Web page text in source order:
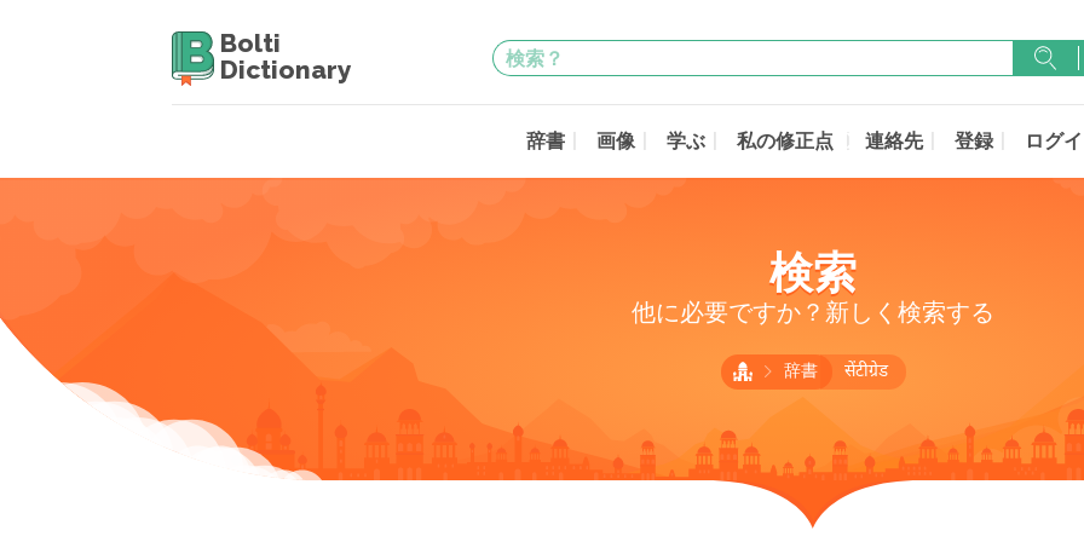
Bolti
Dictionary
辞書 画像 学ぶ 私の修正点 連絡先 登録 ログ
検索
他に必要ですか？新しく検索する
辞書 सेंटीग्रेड